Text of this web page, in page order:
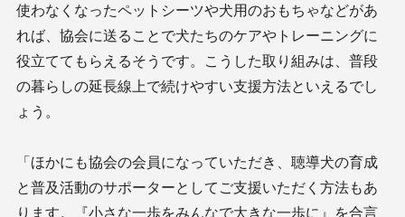
使わなくなったペットシーツや犬用のおもちゃなどがあ
れば、協会に送ることで犬たちのケアやトレーニングに
役立ててもらえるそうです。こうした取り組みは、普段
の暮らしの延長線上で続けやすい支援方法といえるでし
ょう。
「ほかにも協会の会員になっていただき、聴導犬の育成
と普及活動のサポーターとしてご支援いただく方法もあ
ります。『小さな一歩をみんなで大きな一歩に』を合言